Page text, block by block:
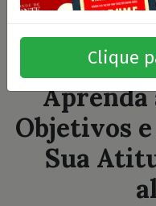
Aprenda
Objetivos
Sua
Clique